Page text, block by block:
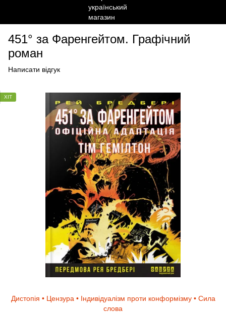
451° за Фаренгейтом. Графічний
роман
Написати відгук
ХІТ
Дистопія • Цензура • Індивідуалізм проти конформізму • Сила
слова